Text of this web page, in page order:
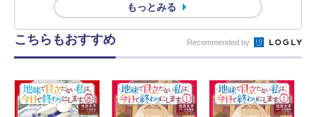
もっとみる
こちらもおすすめ Recommended by